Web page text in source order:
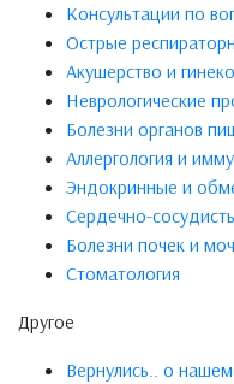
Консультации по
Острые
Акушерство и
Неврологические
Болезни органов
Аллергология и
Эндокринные и
Сердечно-
Болезни почек и
Стоматология
Другое
Вернулись.. о